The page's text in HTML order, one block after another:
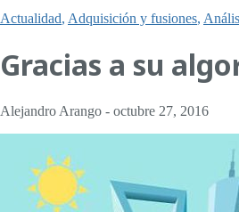
Actualidad, Adquisición y fusiones,
Gracias a su
Alejandro Arango - octubre 27, 2016